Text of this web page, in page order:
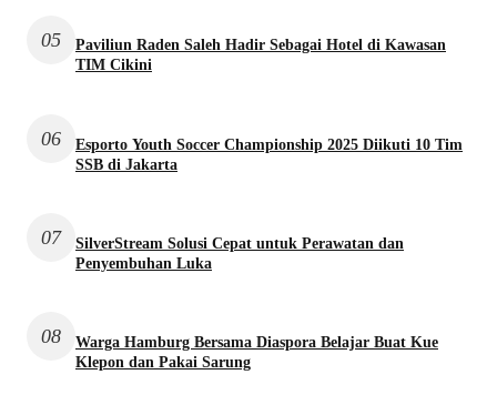
05
Paviliun Raden Saleh Hadir Sebagai Hotel di Kawasan
TIM Cikini
06
Esporto Youth Soccer Championship 2025 Diikuti 10 Tim
SSB di Jakarta
07
SilverStream Solusi Cepat untuk Perawatan dan
Penyembuhan Luka
08
Warga Hamburg Bersama Diaspora Belajar Buat Kue
Klepon dan Pakai Sarung